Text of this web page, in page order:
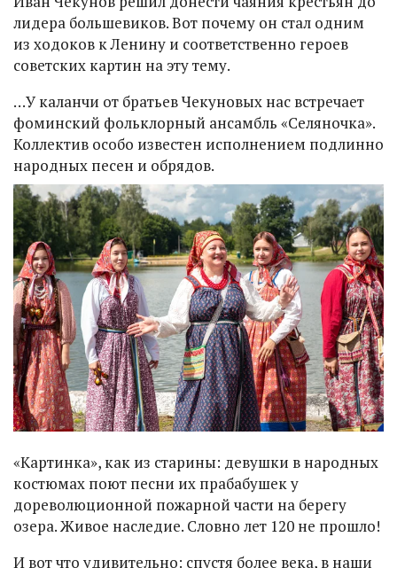
лидера большевиков. Вот почему он стал одним
из ходоков к Ленину и соответственно героев
советских картин на эту тему.
…У каланчи от братьев Чекуновых нас встречает
фоминский фольклорный ансамбль «Селяночка».
Коллектив особо известен исполнением подлинно
народных песен и обрядов.
«Картинка», как из старины: девушки в народных
костюмах поют песни их прабабушек у
дореволюционной пожарной части на берегу
озера. Живое наследие. Словно лет 120 не прошло!
И вот что удивительно: спустя более века, в наши